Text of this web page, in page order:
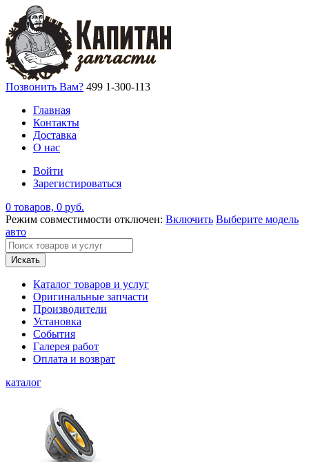
Позвонить Вам? 499 1-300-113
Главная
Контакты
Доставка
О нас
Войти
Зарегистироваться
0 товаров, 0 руб.
Режим совместимости отключен: Включить Выберите модель
авто
Искать
Каталог товаров и услуг
Оригинальные запчасти
Производители
Установка
События
Галерея работ
Оплата и возврат
каталог